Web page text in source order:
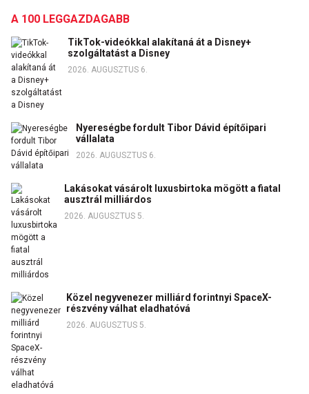
A 100 LEGGAZDAGABB
TikTok-videókkal alakítaná át a Disney+
szolgáltatást a Disney
2026. AUGUSZTUS 6.
Nyereségbe fordult Tibor Dávid építőipari
vállalata
2026. AUGUSZTUS 6.
Lakásokat vásárolt luxusbirtoka mögött a fiatal
ausztrál milliárdos
2026. AUGUSZTUS 5.
Közel negyvenezer milliárd forintnyi SpaceX-
részvény válhat eladhatóvá
2026. AUGUSZTUS 5.